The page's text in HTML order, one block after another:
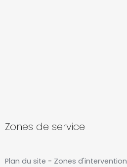
Zones de service
Plan du site - Zones d'intervention